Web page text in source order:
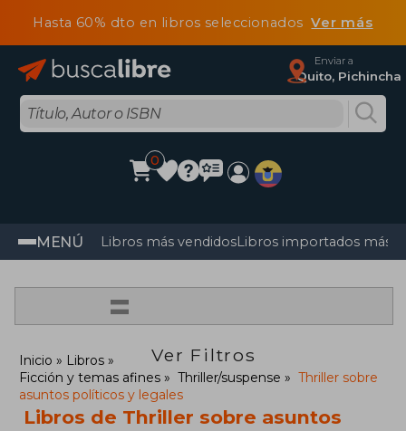
Hasta 60% dto en libros seleccionadosVer más
Enviar a
Quito, Pichincha
0
MENÚ Libros más vendidosLibros importados más
=
Ver Filtros
Inicio
Libros
Ficción y temas afines
Thriller/suspense
Thriller sobre
asuntos políticos y legales
Libros de Thriller sobre asuntos